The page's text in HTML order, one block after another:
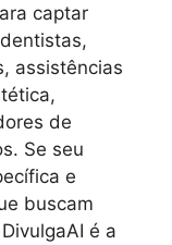
captar
assistências
de
Se seu
e
buscam
é a